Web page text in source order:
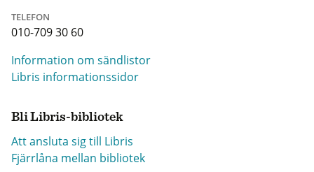
TELEFON
010-709 30 60
Information om sändlistor
Libris informationssidor
Bli Libris-bibliotek
Att ansluta sig till Libris
Fjärrlåna mellan bibliotek